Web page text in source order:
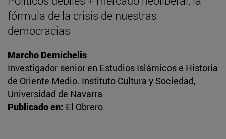
fórmula de la crisis de nuestras
democracias
Marcho Demichelis
Investigador senior en Estudios Islámicos e Historia
de Oriente Medio. Instituto Cultura y Sociedad,
Universidad de Navarra
Publicado en: El Obrero